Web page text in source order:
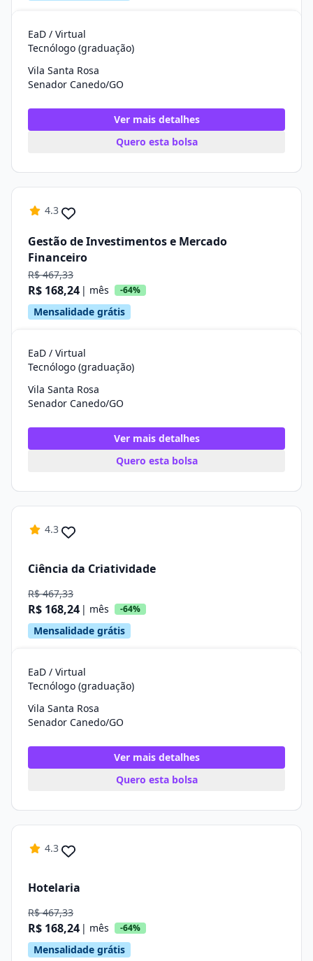
EaD / Virtual
Tecnólogo (graduação)
Vila Santa Rosa
Senador Canedo/GO
Ver mais detalhes
Quero esta bolsa
4.3
Gestão de Investimentos e Mercado
Financeiro
R$ 467,33
R$ 168,24 | mês -64%
Mensalidade grátis
EaD / Virtual
Tecnólogo (graduação)
Vila Santa Rosa
Senador Canedo/GO
Ver mais detalhes
Quero esta bolsa
4.3
Ciência da Criatividade
R$ 467,33
R$ 168,24 | mês -64%
Mensalidade grátis
EaD / Virtual
Tecnólogo (graduação)
Vila Santa Rosa
Senador Canedo/GO
Ver mais detalhes
Quero esta bolsa
4.3
Hotelaria
R$ 467,33
R$ 168,24 | mês -64%
Mensalidade grátis